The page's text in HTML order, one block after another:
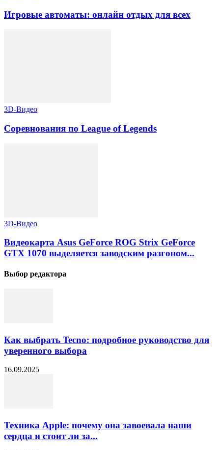
Игровые автоматы: онлайн отдых для всех
3D-Видео
Соревнования по League of Legends
3D-Видео
Видеокарта Asus GeForce ROG Strix GeForce
GTX 1070 выделяется заводским разгоном...
Выбор редактора
Как выбрать Tecno: подробное руководство для
уверенного выбора
16.09.2025
Техника Apple: почему она завоевала наши
сердца и стоит ли за...